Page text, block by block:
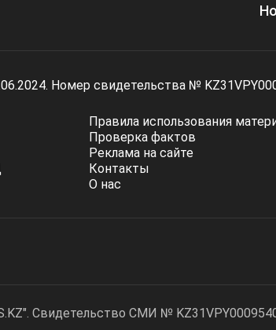
Номер свидетельства №
Правила использования
Проверка фактов
Реклама на сайте
Контакты
О нас
Cвидетельство СМИ №